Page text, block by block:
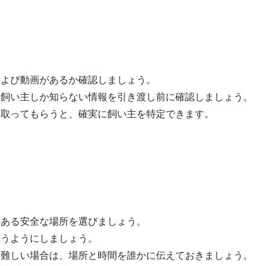
び動画があるか確認しましょう。
い主しか知らない情報を引き渡し前に確認しましょう。
ってもらうと、確実に飼い主を特定できます。
る安全な場所を選びましょう。
ようにしましょう。
しい場合は、場所と時間を誰かに伝えておきましょう。